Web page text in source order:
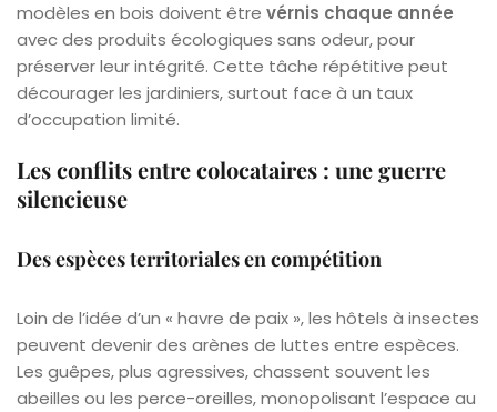
modèles en bois doivent être vérnis chaque année
avec des produits écologiques sans odeur, pour
préserver leur intégrité. Cette tâche répétitive peut
décourager les jardiniers, surtout face à un taux
d’occupation limité.
Les conflits entre colocataires : une guerre
silencieuse
Des espèces territoriales en compétition
Loin de l’idée d’un « havre de paix », les hôtels à insectes
peuvent devenir des arènes de luttes entre espèces.
Les guêpes, plus agressives, chassent souvent les
abeilles ou les perce-oreilles, monopolisant l’espace au